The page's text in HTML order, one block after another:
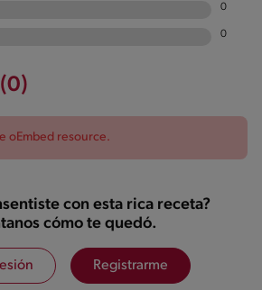
0
0
oEmbed resource.
con esta rica receta?
cómo te quedó.
Registrarme